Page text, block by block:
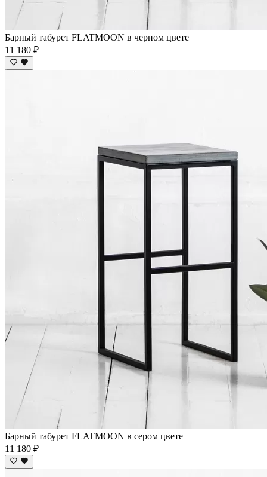
Барный табурет FLATMOON в черном цвете
11 180 ₽
Барный табурет FLATMOON в сером цвете
11 180 ₽